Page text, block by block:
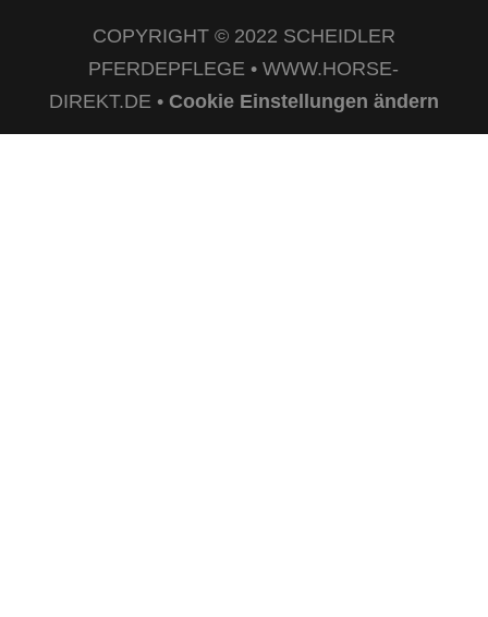
COPYRIGHT © 2022 SCHEIDLER
PFERDEPFLEGE • WWW.HORSE-
DIREKT.DE • Cookie Einstellungen ändern